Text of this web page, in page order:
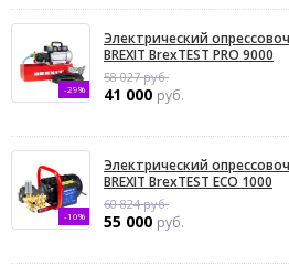
-29%
Электрический
BREXIT BrexTEST PRO 9000
58 027 руб.
41 000 руб.
-10%
Электрический
BREXIT BrexTEST ECO 1000
60 824 руб.
55 000 руб.